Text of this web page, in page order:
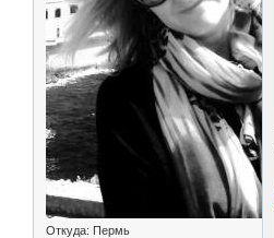
Откуда: Пермь